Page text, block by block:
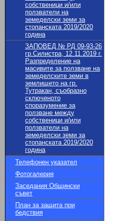
собственици и/или
ползватели на
земеделски земи за
стопанската 2019/2020
година
ЗАПОВЕД № РД 09-93-26
гр.Силистра, 12.11.2019 г.
Разпределение на
масивите за ползване на
земеделските земи в
землището на гр.
Тутракан, съобразно
сключеното
споразумение за
ползване между
собственици и/или
ползватели на
земеделски земи за
стопанската 2019/2020
година
Телефонен указател
Фотогалерия
Заседания Общински
съвет
План за защита при
бедствия